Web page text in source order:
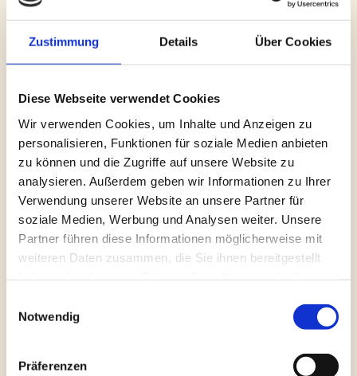
Zustimmung Details Über Cookies
Diese Webseite verwendet Cookies
Wir verwenden Cookies, um Inhalte und Anzeigen zu
personalisieren, Funktionen für soziale Medien anbieten
zu können und die Zugriffe auf unsere Website zu
analysieren. Außerdem geben wir Informationen zu Ihrer
Verwendung unserer Website an unsere Partner für
soziale Medien, Werbung und Analysen weiter. Unsere
Partner führen diese Informationen möglicherweise mit
weiteren Daten zusammen, die Sie ihnen bereitgestellt
Notwendig
Präferenzen
Freizeitangeboten wie das Erlebnisschwimmbad
Wonnemar, der Landeshauptstadt Schwerin sowie der
vielfältige Freizeitangebote, falls das Wetter einmal nicht
mitspielt.
"Gedeckter Tisch":
Warin: Gaststätte "Taun Sandhaas", "XXL
Schlemmerhaus", "Kaffee Lubitz" , Strandkaffee Am
Großen Wariner See, Imbiss "Grillhaus Warin"
Neukloster: Gaststätte und Kaffee "Schöne Aussicht"
am Roten See"